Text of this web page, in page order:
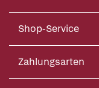
Shop-Service
Zahlungsarten